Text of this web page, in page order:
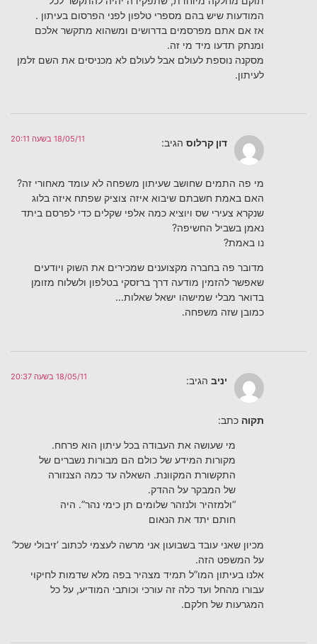
המודעות שיש בהם מספרי טלפון לפני הפרסום בעיתון .
אז אם אתם מפרסמים בדרושים ומשהוא מתקשר אלכם
ומנתק תדעו מיד מי זה.
מסקנה נוספת לעולם אבל לעולם לא מכניסים את השם זלמן
לעיתון.
דון קרלוס הגיב: 18/05/11 בשעה 20:11
מי פה התמים שחושב שעיתון משפחה לא עומד מאחורי זה?
האם באמת חשבתם שיבוא איזה צוציק שפתח איזה בלוג
שנקרא צעירי שס ויוציא כמה אלפי שקלים כדי לפרסם ביתד
נאמן בשביל החשיפה?
נו באמת?
מדובר פה בחברה מקצוענים שמכירים את השוק ויודעים
שאפשר להזמין מודעה דרך ברזסקי בטלפון ולשלוח מזומן
בדואר מבלי שמישהו ישאל שאלות…
כמובן שזה משפחה.
יניב הגיב: 18/05/11 בשעה 20:37
תקוה כתב:
מי שעושה את העבודה בכל עיתון הוא פרחח.
מקורות המידע של כולם הם מבורות נשברים של
התקשורת המקוונת. השאלה עד כמה הצנזורה
של המבקר על ההדק.
“ולמזהיר ולנזהר שלומים תן כימי נהר”. היה
חותם יתד את הנאום
מכיון שאני עובד בשבועון אני מרשה לעצמי לכתוב ‘זיבולי שכל’
על המשפט הזה.
אלנו בעיתון המו”ל תמיד מצהיר בפה מלא שדמות לחיקוי
עבורו מהחל ועד כלה זה עורכי וכותבי המודיע, על כל
המגרעות של חלקם.